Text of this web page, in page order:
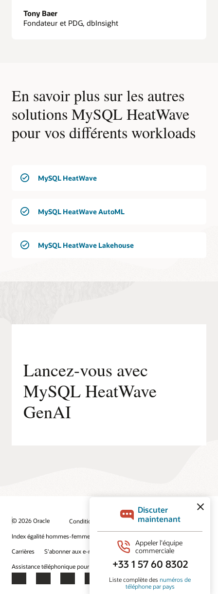
Tony Baer
Fondateur et PDG, dbInsight
En savoir plus sur les autres
solutions MySQL HeatWave
pour vos différents workloads
MySQL HeatWave
MySQL HeatWave AutoML
MySQL HeatWave Lakehouse
Lancez-vous avec
MySQL HeatWave
GenAI
© 2026 Oracle
Conditions d'utilisation et confidentialité
Index égalité hommes-femmes
Carrières
S'abonner aux e-mails
Assistance téléphonique pour le respect de l'intégrité
Nous contacter
Facebook
X LinkedInYouTube